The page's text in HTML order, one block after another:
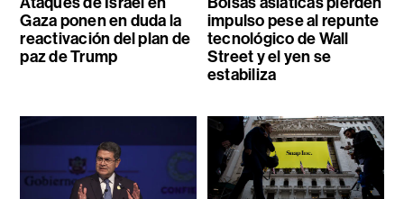
Gaza ponen en duda la
reactivación del plan de
paz de Trump
impulso pese al repunte
tecnológico de Wall
Street y el yen se
estabiliza